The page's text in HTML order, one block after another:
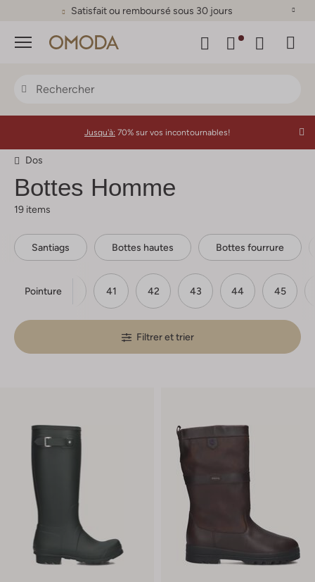
Satisfait ou remboursé sous 30 jours
Menu
Jusqu'à: 70% sur vos incontournables!
Dos
Bottes Homme
19 items
Santiags Bottes hautes Bottes fourrure
Pointure
39 41 42 43 44 45
Filtrer et trier